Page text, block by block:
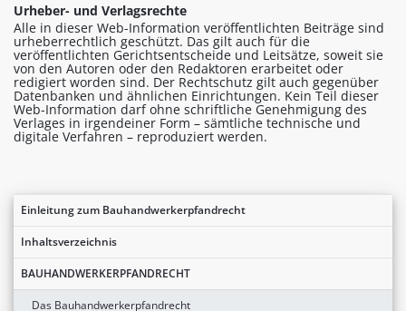
Einleitung zum Bauhandwerkerpfandrecht
Inhaltsverzeichnis
BAUHANDWERKERPFANDRECHT
Das Bauhandwerkerpfandrecht
Urheber- und Verlagsrechte
Alle in dieser Web-Information veröffentlichten Beiträge sind
urheberrechtlich geschützt. Das gilt auch für die
veröffentlichten Gerichtsentscheide und Leitsätze, soweit sie
von den Autoren oder den Redaktoren erarbeitet oder
redigiert worden sind. Der Rechtschutz gilt auch gegenüber
Datenbanken und ähnlichen Einrichtungen. Kein Teil dieser
Web-Information darf ohne schriftliche Genehmigung des
Verlages in irgendeiner Form – sämtliche technische und
digitale Verfahren – reproduziert werden.